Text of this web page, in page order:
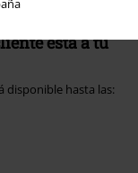
está a tu
disponible hasta las: